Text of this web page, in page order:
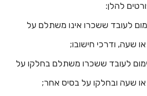
להלן:
לעובד ששכרו אינו משתלם על
שעה, ודרכי חישובו;
לעובד ששכרו משתלם בחלקו על
שעה ובחלקו על בסיס אחר;